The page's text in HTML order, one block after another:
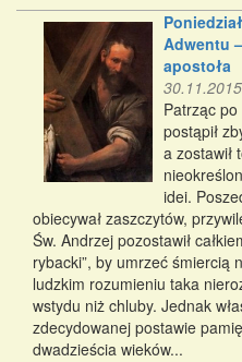
Adwentu
apostoła
30.11.2015
Patrząc
postąpił
a zostawił
idei.
obiecywał zaszczytów,
Św. Andrzej pozostawił
rybacki”, by umrzeć śmiercią
ludzkim rozumieniu taka
wstydu niż chluby. Jednak
zdecydowanej postawie
dwadzieścia wieków...